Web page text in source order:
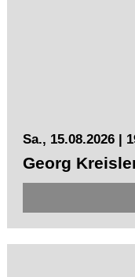
Sa., 15.08.2026 |
Georg